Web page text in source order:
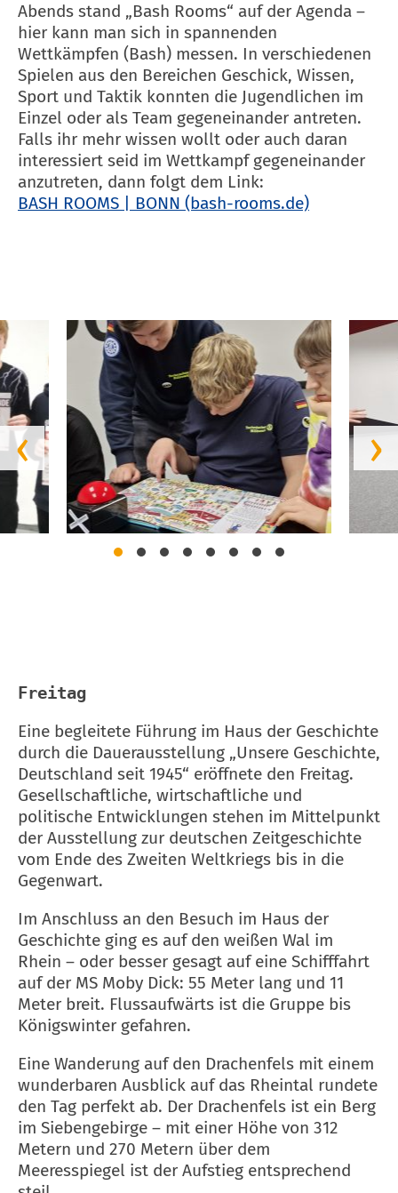
Abends stand „Bash Rooms“ auf der Agenda –
hier kann man sich in spannenden
Wettkämpfen (Bash) messen. In verschiedenen
Spielen aus den Bereichen Geschick, Wissen,
Sport und Taktik konnten die Jugendlichen im
Einzel oder als Team gegeneinander antreten.
Falls ihr mehr wissen wollt oder auch daran
interessiert seid im Wettkampf gegeneinander
anzutreten, dann folgt dem Link:
BASH ROOMS | BONN (bash-rooms.de)
‹ ›
Freitag
Eine begleitete Führung im Haus der Geschichte
durch die Dauerausstellung „Unsere Geschichte,
Deutschland seit 1945“ eröffnete den Freitag.
Gesellschaftliche, wirtschaftliche und
politische Entwicklungen stehen im Mittelpunkt
der Ausstellung zur deutschen Zeitgeschichte
vom Ende des Zweiten Weltkriegs bis in die
Gegenwart.
Im Anschluss an den Besuch im Haus der
Geschichte ging es auf den weißen Wal im
Rhein – oder besser gesagt auf eine Schifffahrt
auf der MS Moby Dick: 55 Meter lang und 11
Meter breit. Flussaufwärts ist die Gruppe bis
Königswinter gefahren.
Eine Wanderung auf den Drachenfels mit einem
wunderbaren Ausblick auf das Rheintal rundete
den Tag perfekt ab. Der Drachenfels ist ein Berg
im Siebengebirge – mit einer Höhe von 312
Metern und 270 Metern über dem
Meeresspiegel ist der Aufstieg entsprechend